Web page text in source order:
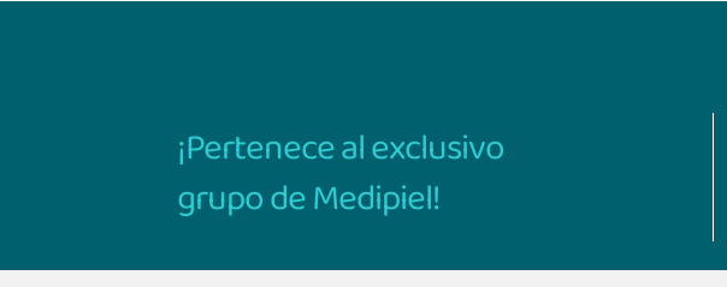
¡Pertenece al exclusivo
grupo de Medipiel!